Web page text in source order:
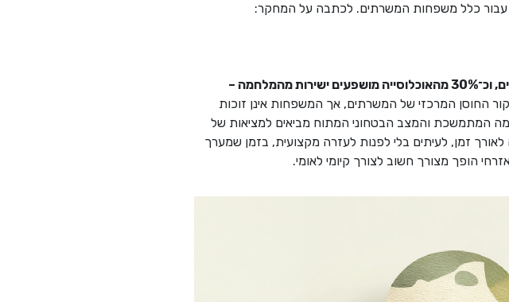
עבור כלל משפחות המשרתים. לכתבה על המחקר:
הגיוס המסיבי במלחמת "חרבות ברזל" כלל למעלה מ־500,000 משרתים, וכ־30% מהאוכלוסייה מושפעים ישירות מהמלחמה –
החוסן המרכזי של המשרתים, אך המשפחות אינן זוכות
המתמשכת והמצב הבטחוני המתוח מביאים למציאות של
זמן, לעיתים בלי לפנות לעזרה מקצועית, בזמן שמערך
הופך מצורך חשוב לצורך קיומי לאומי.